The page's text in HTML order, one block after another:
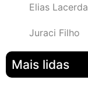
Elias Lacerda
Juraci Filho
Mais lidas